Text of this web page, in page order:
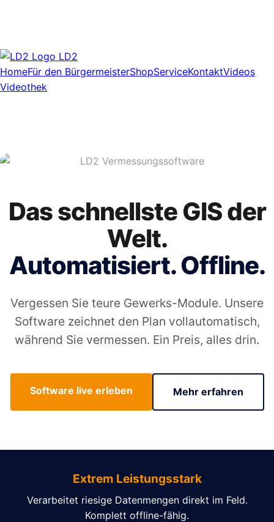
LD2
HomeFür den BürgermeisterShopServiceKontaktVideos
Videothek
Das schnellste GIS der
Welt.
Automatisiert. Offline.
Vergessen Sie teure Gewerks-Module. Unsere
Software zeichnet den Plan vollautomatisch,
während Sie vermessen. Ein Preis, alles drin.
Software live erleben Mehr erfahren
Extrem Leistungsstark
Verarbeitet riesige Datenmengen direkt im Feld.
Komplett offline-fähig.